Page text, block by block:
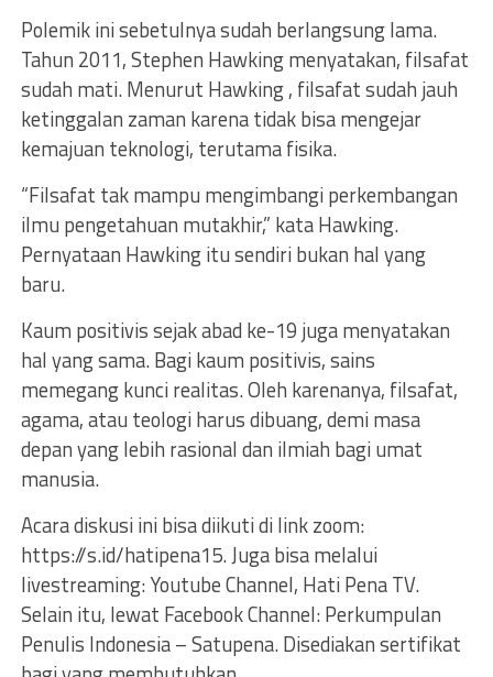
Polemik ini sebetulnya sudah berlangsung lama.
Tahun 2011, Stephen Hawking menyatakan, filsafat
sudah mati. Menurut Hawking , filsafat sudah jauh
ketinggalan zaman karena tidak bisa mengejar
kemajuan teknologi, terutama fisika.
“Filsafat tak mampu mengimbangi perkembangan
ilmu pengetahuan mutakhir,” kata Hawking.
Pernyataan Hawking itu sendiri bukan hal yang
baru.
Kaum positivis sejak abad ke-19 juga menyatakan
hal yang sama. Bagi kaum positivis, sains
memegang kunci realitas. Oleh karenanya, filsafat,
agama, atau teologi harus dibuang, demi masa
depan yang lebih rasional dan ilmiah bagi umat
manusia.
Acara diskusi ini bisa diikuti di link zoom:
https://s.id/hatipena15. Juga bisa melalui
livestreaming: Youtube Channel, Hati Pena TV.
Selain itu, lewat Facebook Channel: Perkumpulan
Penulis Indonesia – Satupena. Disediakan sertifikat